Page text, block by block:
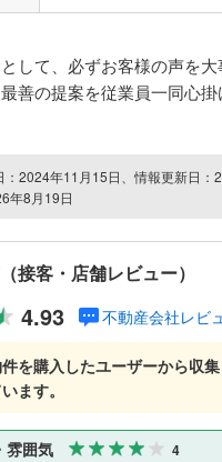
して、必ずお客様の声を
善の提案を従業員一同心
：2024年11月15日、情報更新日：
年8月19日
接客・店舗レビュー）
4.93 不動産会社レビ
を購入したユーザーから収
ます。
雰囲気 4